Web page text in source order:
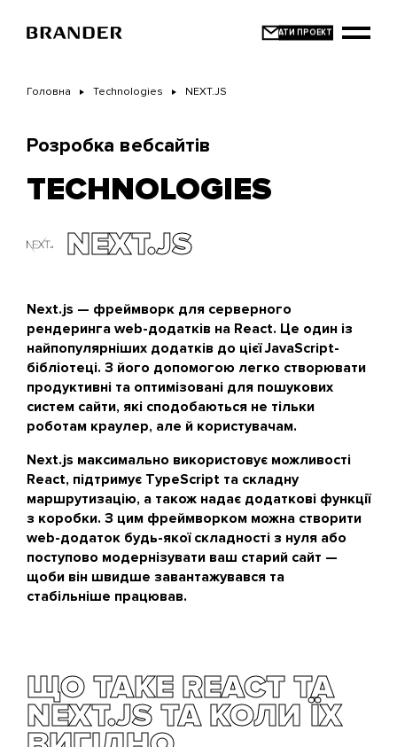
основного
Головна Technologies NEXT.JS
Розробка вебсайтів
TECHNOLOGIES
NEXT.JS
Next.js — фреймворк для серверного
рендеринга web-додатків на React. Це один із
найпопулярніших додатків до цієї JavaScript-
бібліотеці. З його допомогою легко створювати
продуктивні та оптимізовані для пошукових
систем сайти, які сподобаються не тільки
роботам краулер, але й користувачам.
Next.js максимально використовує можливості
React, підтримує TypeScript та складну
маршрутизацію, а також надає додаткові функції
з коробки. З цим фреймворком можна створити
web-додаток будь-якої складності з нуля або
поступово модернізувати ваш старий сайт —
щоби він швидше завантажувався та
стабільніше працював.
ЩО ТАКЕ REACT ТА
NEXT.JS ТА КОЛИ ЇХ